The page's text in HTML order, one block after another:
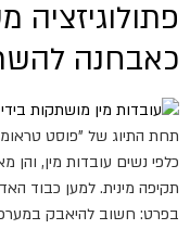
פתולוגיזציה
כאבחנה
תחת התיוג של "פוסט
כלפי נשים עובדות מין, והן
תקיפה מינית. למען כבוד
בפרט: חשוב להיאבק